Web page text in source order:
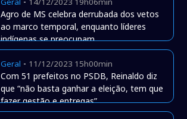
Agro de MS celebra derrubada dos vetos
ao marco temporal, enquanto líderes
indígenas se preocupam
Geral - 11/12/2023 15h00min
Com 51 prefeitos no PSDB, Reinaldo diz
que “não basta ganhar a eleição, tem que
fazer gestão e entregas”